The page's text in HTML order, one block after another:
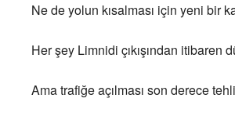
Ne de yolun kısalması için yeni bir
Her şey Limnidi çıkışından itibaren
Ama trafiğe açılması son derece